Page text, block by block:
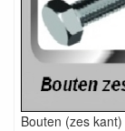
Bouten (zes kant)